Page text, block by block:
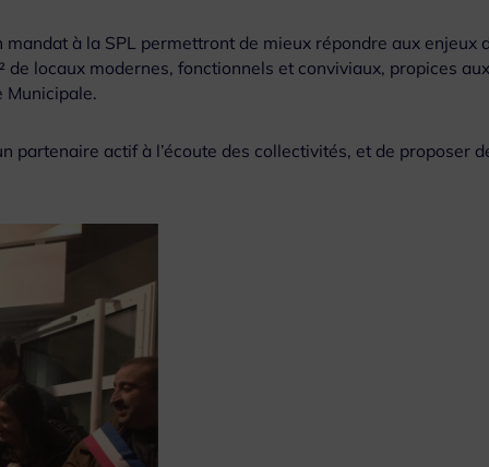
mandat à la SPL permettront de mieux répondre aux enjeux
de locaux modernes, fonctionnels et conviviaux, propices aux
Municipale.
partenaire actif à l’écoute des collectivités, et de proposer